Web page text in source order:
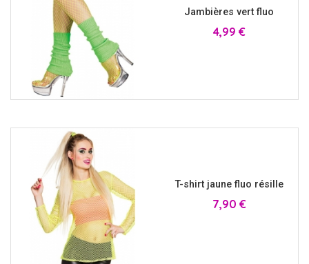
Jambières vert fluo
Prix
4,99 €
T-shirt jaune fluo résille
Prix
7,90 €